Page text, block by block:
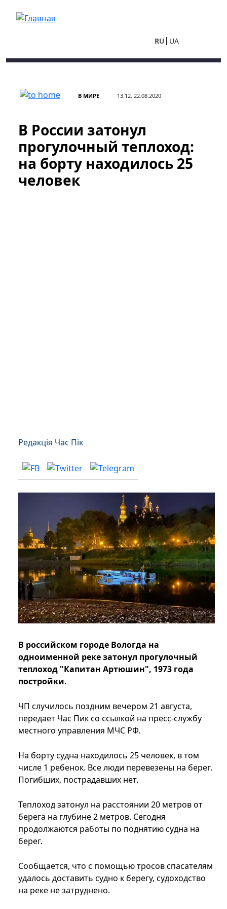
RU UA
В МИРЕ 13:12, 22.08.2020
В России затонул
прогулочный теплоход:
на борту находилось 25
человек
Редакція Час Пік
В российском городе Вологда на
одноименной реке затонул прогулочный
теплоход "Капитан Артюшин", 1973 года
постройки.
ЧП случилось поздним вечером 21 августа,
передает Час Пик со ссылкой на пресс-службу
местного управления МЧС РФ.
На борту судна находилось 25 человек, в том
числе 1 ребенок. Все люди перевезены на берег.
Погибших, пострадавших нет.
Теплоход затонул на расстоянии 20 метров от
берега на глубине 2 метров. Сегодня
продолжаются работы по поднятию судна на
берег.
Сообщается, что с помощью тросов спасателям
удалось доставить судно к берегу, судоходство
на реке не затруднено.